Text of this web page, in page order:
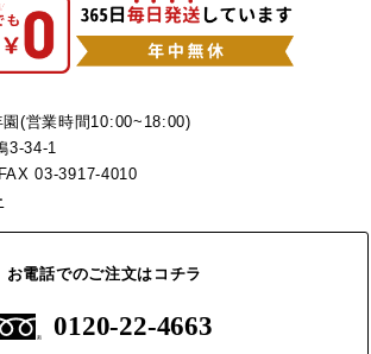
園(営業時間10:00~18:00)
3-34-1
03-3917-4010
お電話でのご注文はコチラ
0120-22-4663